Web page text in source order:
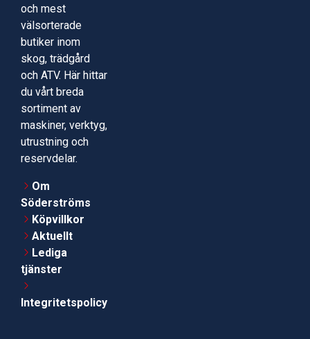
och mest
välsorterade
butiker inom
skog, trädgård
och ATV. Här hittar
du vårt breda
sortiment av
maskiner, verktyg,
utrustning och
reservdelar.
Om
Söderströms
Köpvillkor
Aktuellt
Lediga
tjänster
Integritetspolicy